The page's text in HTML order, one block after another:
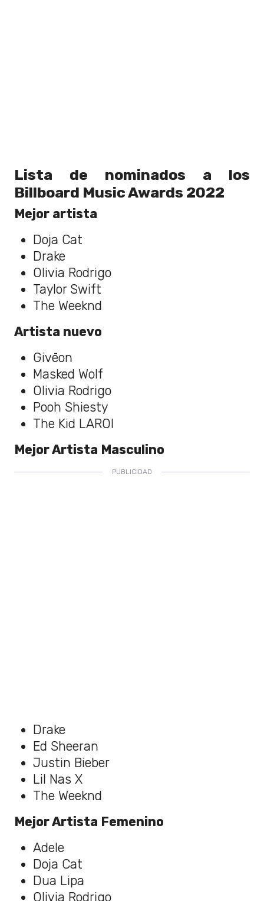
Lista de nominados a los
Billboard Music Awards 2022
Mejor artista
Doja Cat
Drake
Olivia Rodrigo
Taylor Swift
The Weeknd
Artista nuevo
Givēon
Masked Wolf
Olivia Rodrigo
Pooh Shiesty
The Kid LAROI
Mejor Artista Masculino
Drake
Ed Sheeran
Justin Bieber
Lil Nas X
The Weeknd
Mejor Artista Femenino
Adele
Doja Cat
Dua Lipa
Olivia Rodrigo